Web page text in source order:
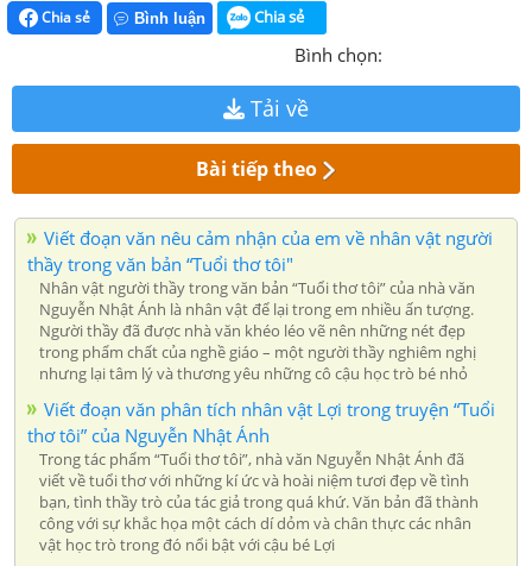
Chia sẻ Bình luận Chia sẻ
Bình chọn:
Tải về
Bài tiếp theo
Viết đoạn văn nêu cảm nhận của em về nhân vật người
thầy trong văn bản “Tuổi thơ tôi"
Nhân vật người thầy trong văn bản “Tuổi thơ tôi” của nhà văn
Nguyễn Nhật Ánh là nhân vật để lại trong em nhiều ấn tượng.
Người thầy đã được nhà văn khéo léo vẽ nên những nét đẹp
trong phẩm chất của nghề giáo – một người thầy nghiêm nghị
nhưng lại tâm lý và thương yêu những cô cậu học trò bé nhỏ
Viết đoạn văn phân tích nhân vật Lợi trong truyện “Tuổi
thơ tôi” của Nguyễn Nhật Ánh
Trong tác phẩm “Tuổi thơ tôi”, nhà văn Nguyễn Nhật Ánh đã
viết về tuổi thơ với những kí ức và hoài niệm tươi đẹp về tình
bạn, tình thầy trò của tác giả trong quá khứ. Văn bản đã thành
công với sự khắc họa một cách dí dỏm và chân thực các nhân
vật học trò trong đó nổi bật với cậu bé Lợi